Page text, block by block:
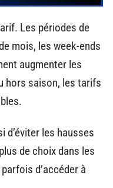
Les périodes de
mois, les week-ends
augmenter les
hors saison, les tarifs
d’éviter les hausses
de choix dans les
d’accéder à